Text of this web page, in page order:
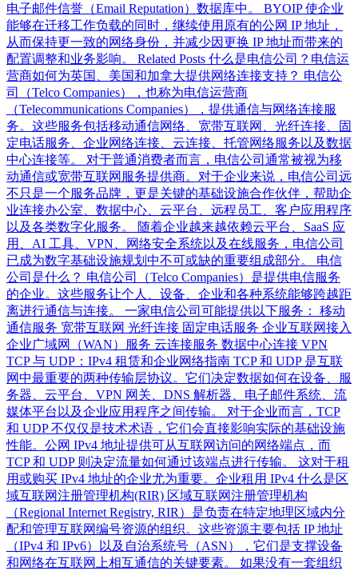
电子邮件信誉（Email Reputation）数据库中。 BYOIP 使企业
能够在迁移工作负载的同时，继续使用原有的公网 IP 地址，
从而保持更一致的网络身份，并减少因更换 IP 地址而带来的
配置调整和业务影响。 Related Posts 什么是电信公司？电信运
营商如何为英国、美国和加拿大提供网络连接支持？ 电信公
司（Telco Companies），也称为电信运营商
（Telecommunications Companies），提供通信与网络连接服
务。这些服务包括移动通信网络、宽带互联网、光纤连接、固
定电话服务、企业网络连接、云连接、托管网络服务以及数据
中心连接等。 对于普通消费者而言，电信公司通常被视为移
动通信或宽带互联网服务提供商。对于企业来说，电信公司远
不只是一个服务品牌，更是关键的基础设施合作伙伴，帮助企
业连接办公室、数据中心、云平台、远程员工、客户应用程序
以及各类数字化服务。 随着企业越来越依赖云平台、SaaS 应
用、AI 工具、VPN、网络安全系统以及在线服务，电信公司
已成为数字基础设施规划中不可或缺的重要组成部分。 电信
公司是什么？ 电信公司（Telco Companies）是提供电信服务
的企业。这些服务让个人、设备、企业和各种系统能够跨越距
离进行通信与连接。 一家电信公司可能提供以下服务： 移动
通信服务 宽带互联网 光纤连接 固定电话服务 企业互联网接入
企业广域网（WAN）服务 云连接服务 数据中心连接 VPN
TCP 与 UDP：IPv4 租赁和企业网络指南 TCP 和 UDP 是互联
网中最重要的两种传输层协议。它们决定数据如何在设备、服
务器、云平台、VPN 网关、DNS 解析器、电子邮件系统、流
媒体平台以及企业应用程序之间传输。 对于企业而言，TCP
和 UDP 不仅仅是技术术语，它们会直接影响实际的基础设施
性能。公网 IPv4 地址提供可从互联网访问的网络端点，而
TCP 和 UDP 则决定流量如何通过该端点进行传输。 这对于租
用或购买 IPv4 地址的企业尤为重要。企业租用 IPv4 什么是区
域互联网注册管理机构(RIR) 区域互联网注册管理机构
（Regional Internet Registry, RIR）是负责在特定地理区域内分
配和管理互联网编号资源的组织。这些资源主要包括 IP 地址
（IPv4 和 IPv6）以及自治系统号（ASN），它们是支撑设备
和网络在互联网上相互通信的关键要素。 如果没有一套组织